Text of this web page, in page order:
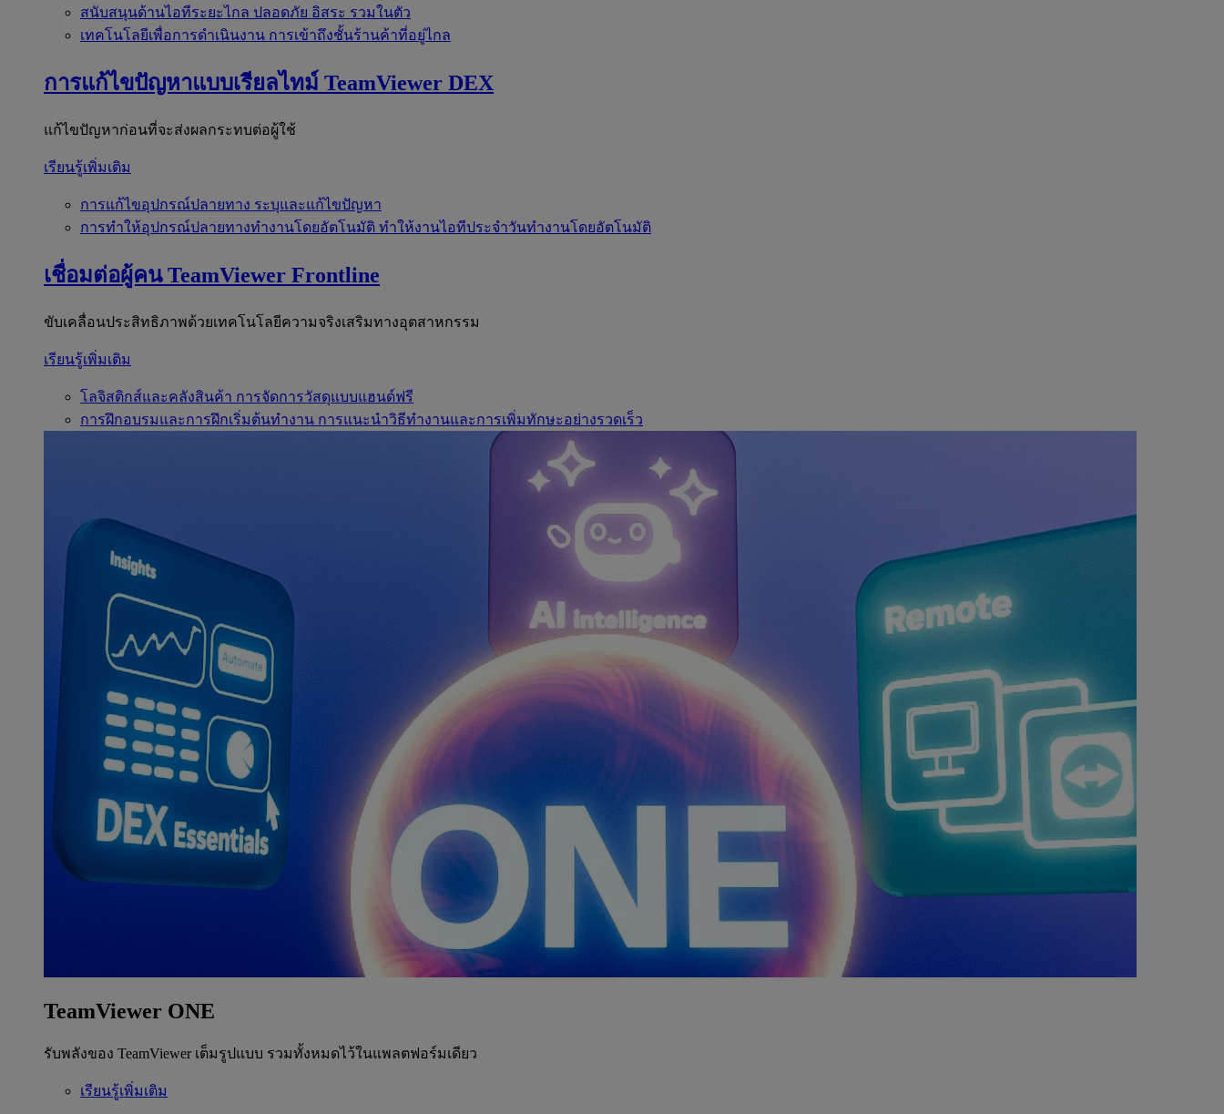
สนับสนุนด้านไอทีระยะไกล ปลอดภัย อิสระ รวมในตัว
เทคโนโลยีเพื่อการดำเนินงาน การเข้าถึงชั้นร้านค้าที่อยู่ไกล
การแก้ไขปัญหาแบบเรียลไทม์ TeamViewer DEX
แก้ไขปัญหาก่อนที่จะส่งผลกระทบต่อผู้ใช้
เรียนรู้เพิ่มเติม
การแก้ไขอุปกรณ์ปลายทาง ระบุและแก้ไขปัญหา
การทำให้อุปกรณ์ปลายทางทำงานโดยอัตโนมัติ ทำให้งานไอทีประจำวันทำงานโดยอัตโนมัติ
เชื่อมต่อผู้คน TeamViewer Frontline
ขับเคลื่อนประสิทธิภาพด้วยเทคโนโลยีความจริงเสริมทางอุตสาหกรรม
เรียนรู้เพิ่มเติม
โลจิสติกส์และคลังสินค้า การจัดการวัสดุแบบแฮนด์ฟรี
การฝึกอบรมและการฝึกเริ่มต้นทำงาน การแนะนำวิธีทำงานและการเพิ่มทักษะอย่างรวดเร็ว
TeamViewer ONE
รับพลังของ TeamViewer เต็มรูปแบบ รวมทั้งหมดไว้ในแพลตฟอร์มเดียว
เรียนรู้เพิ่มเติม